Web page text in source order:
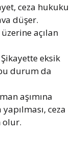
ceza hukuku
düşer.
açılan
Şikayette eksik
durum da
aşımına
ceza
olur.